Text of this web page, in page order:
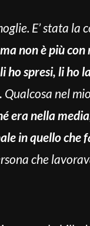
E’ stata la
non è più con
ho spresi, li ho
Qualcosa nel
era nella media
in quello che
che